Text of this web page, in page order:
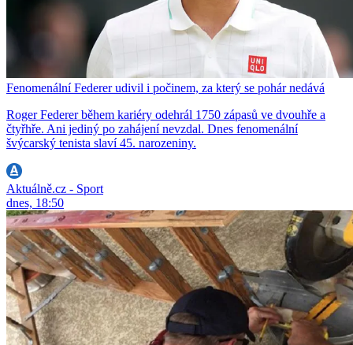
Fenomenální Federer udivil i počinem, za který se pohár nedává
Roger Federer během kariéry odehrál 1750 zápasů ve dvouhře a
čtyřhře. Ani jediný po zahájení nevzdal. Dnes fenomenální
švýcarský tenista slaví 45. narozeniny.
Aktuálně.cz - Sport
dnes, 18:50